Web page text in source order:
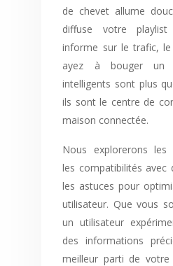
de chevet allume
diffuse votre
informe sur le trafic,
ayez à bouger un
intelligents sont plus
ils sont le centre de
maison connectée.
Nous explorerons les
les compatibilités avec
les astuces pour
utilisateur. Que vous
un utilisateur
des informations
meilleur parti de votre